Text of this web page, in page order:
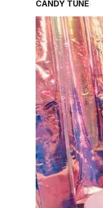
CANDY TUNE